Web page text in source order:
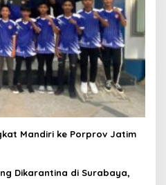
Mandiri ke Porprov Jatim
Dikarantina di Surabaya,